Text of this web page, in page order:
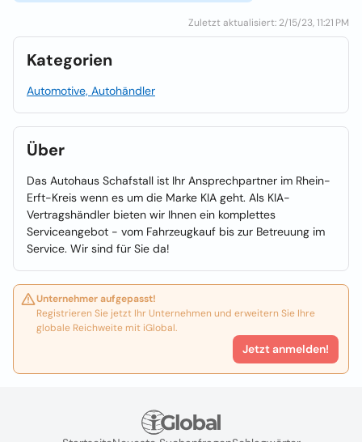
Zuletzt aktualisiert: 2/15/23, 11:21 PM
Kategorien
Automotive, Autohändler
Über
Das Autohaus Schafstall ist Ihr Ansprechpartner im Rhein-
Erft-Kreis wenn es um die Marke KIA geht. Als KIA-
Vertragshändler bieten wir Ihnen ein komplettes
Serviceangebot - vom Fahrzeugkauf bis zur Betreuung im
Service. Wir sind für Sie da!
Unternehmer aufgepasst!
Registrieren Sie jetzt Ihr Unternehmen und erweitern Sie Ihre
globale Reichweite mit iGlobal.
Jetzt anmelden!